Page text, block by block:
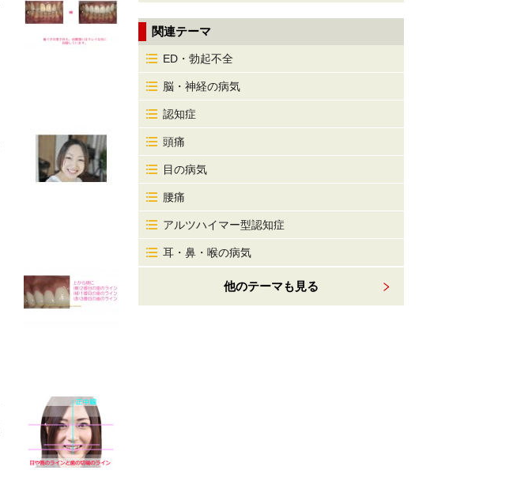
関連テーマ
ED・勃起不全
脳・神経の病気
認知症
頭痛
目の病気
腰痛
アルツハイマー型認知症
耳・鼻・喉の病気
他のテーマも見る